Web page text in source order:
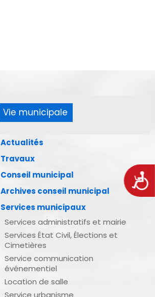
Vie municipale
Actualités
Travaux
Conseil municipal
Archives conseil municipal
Services municipaux
Services administratifs et mairie
Services État Civil, Élections et
Cimetières
Service communication
événementiel
Location de salle
Service urbanisme